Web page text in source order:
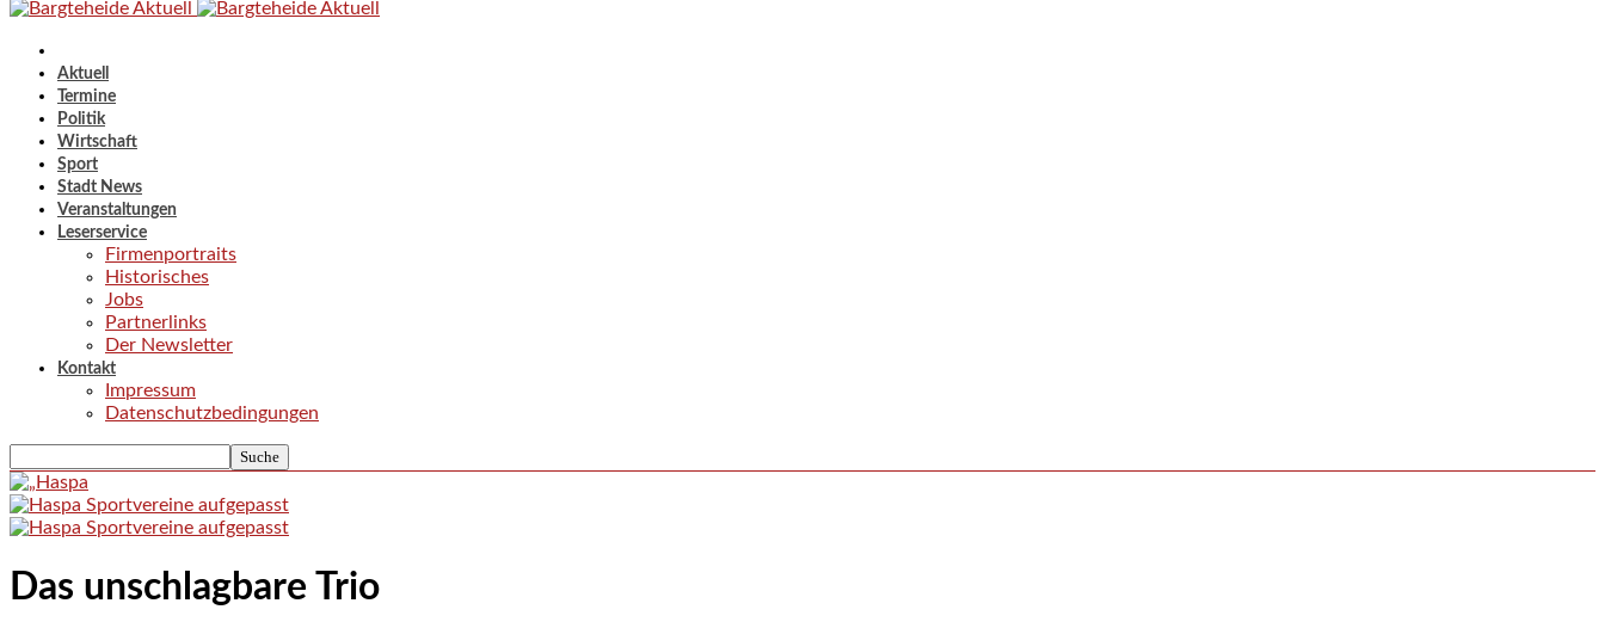
Aktuell
Termine
Politik
Wirtschaft
Sport
Stadt News
Veranstaltungen
Leserservice
Firmenportraits
Historisches
Jobs
Partnerlinks
Der Newsletter
Kontakt
Impressum
Datenschutzbedingungen
Das unschlagbare Trio